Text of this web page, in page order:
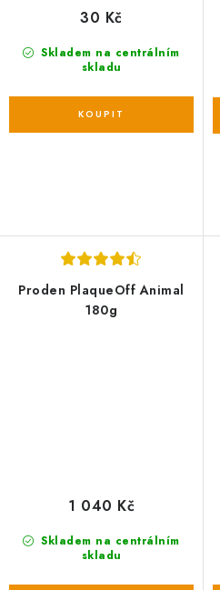
Skladem na centrálním
skladu
30 Kč
Proden PlaqueOff Animal
180g
Skladem na centrálním
skladu
1 040 Kč